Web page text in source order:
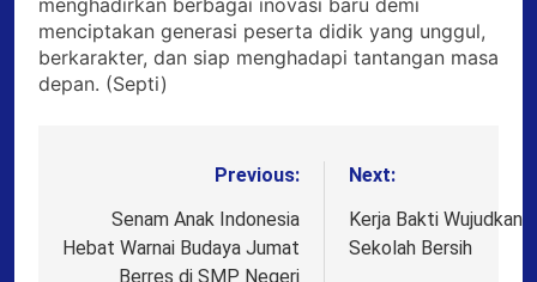
menghadirkan berbagai inovasi baru demi
menciptakan generasi peserta didik yang unggul,
berkarakter, dan siap menghadapi tantangan masa
depan. (Septi)
navigation
Previous:
Senam Anak Indonesia
Hebat Warnai Budaya Jumat
Berres di SMP Negeri
Next:
Kerja Bakti Wujudkan
Sekolah Bersih